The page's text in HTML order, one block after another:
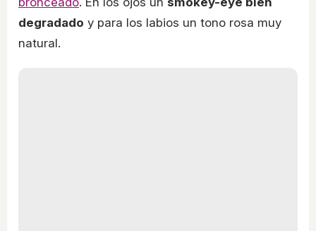
degradado y para los labios un tono rosa muy
natural.